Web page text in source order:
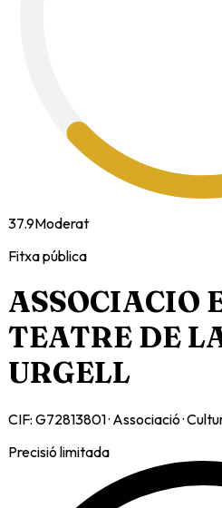
37.9Moderat
Fitxa pública
ASSOCIACIO
TEATRE DE
URGELL
CIF: G72813801· Associació·
Precisió limitada